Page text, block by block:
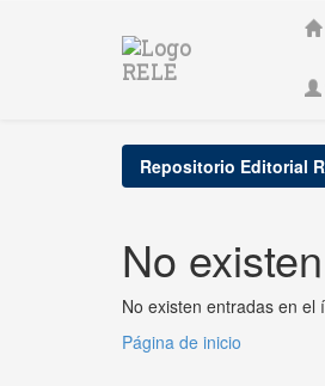
Repositorio Editorial
No
No existen entradas en el
Página de inicio